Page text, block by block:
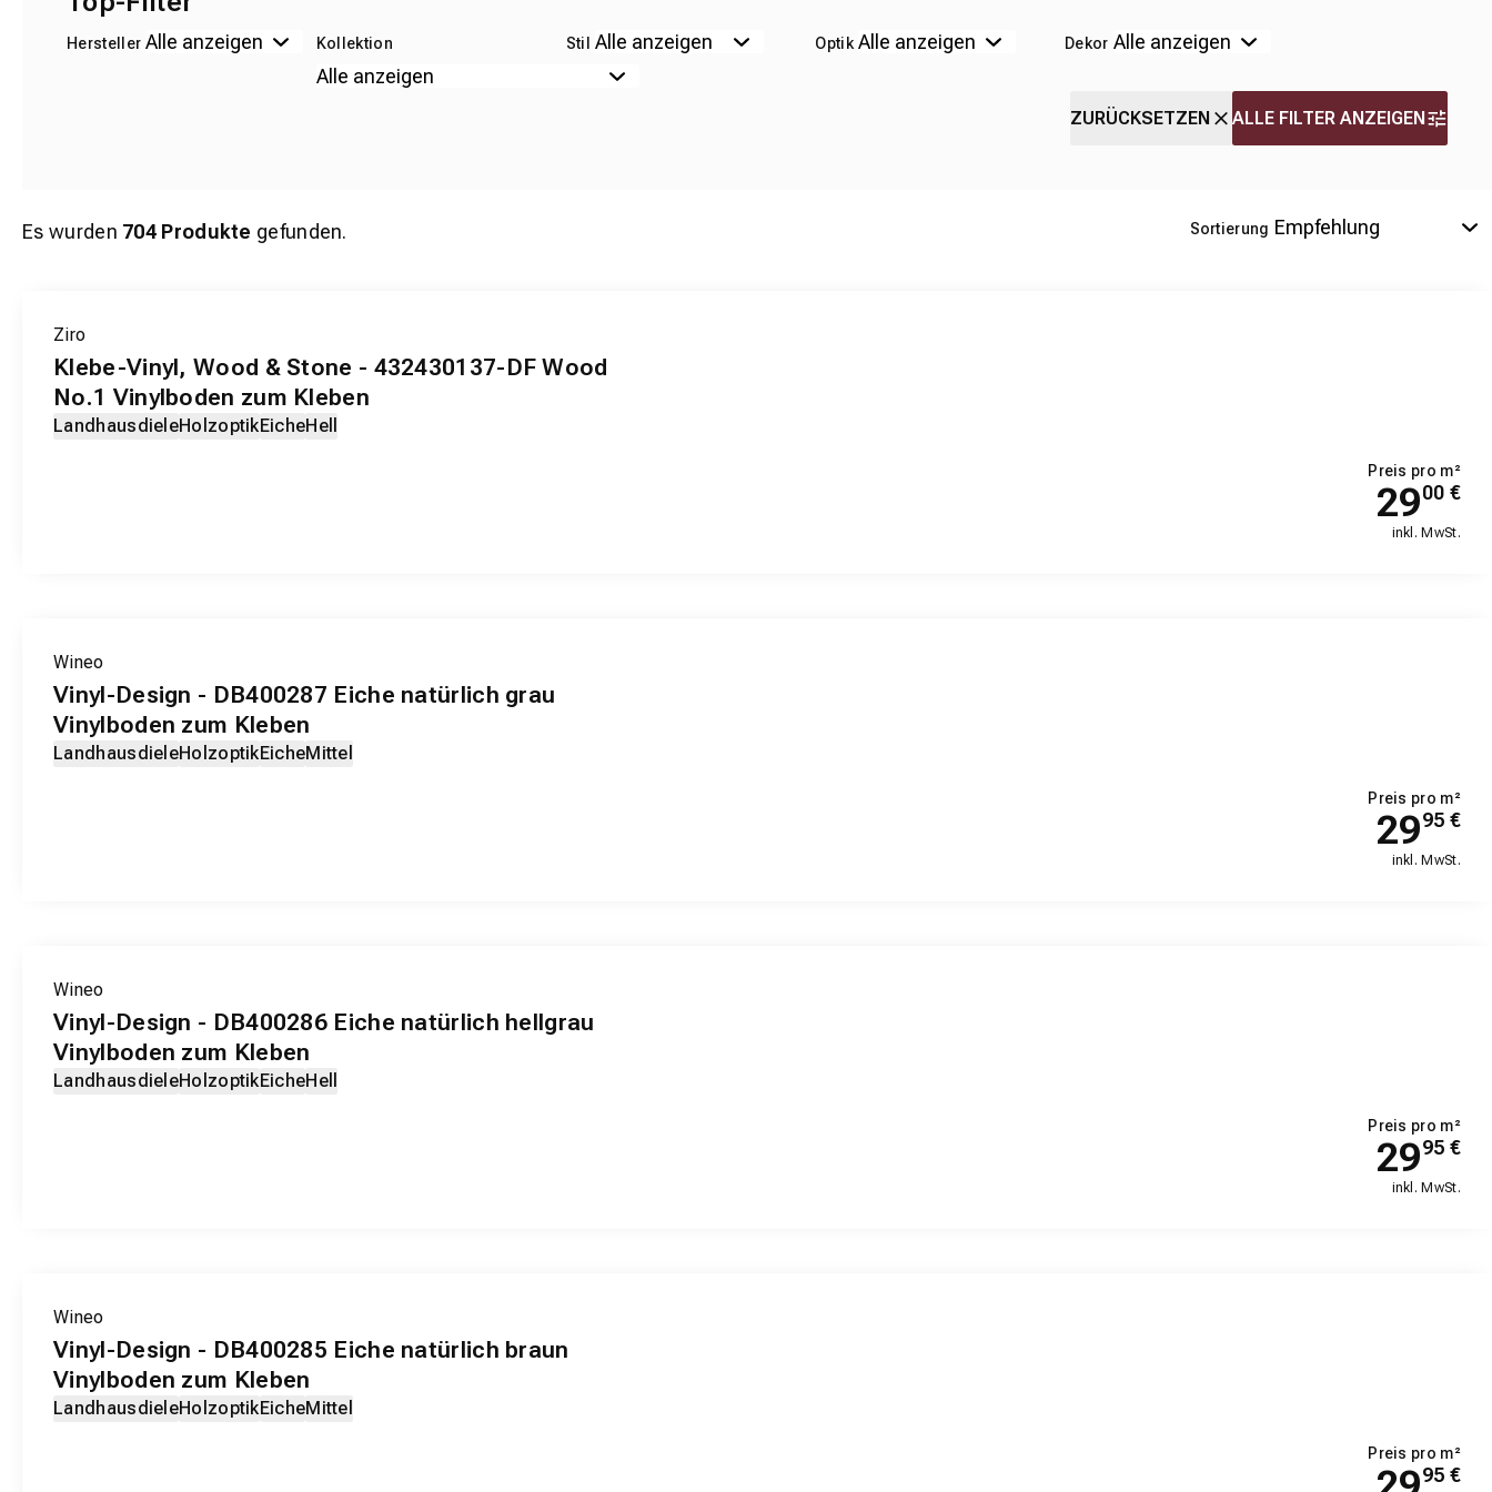
Hersteller Kollektion Stil Optik Dekor
ZURÜCKSETZEN ALLE FILTER ANZEIGEN
Es wurden 704 Produkte gefunden. Sortierung
EXKLUSIV-PRODUKT
Ziro
Klebe-Vinyl, Wood & Stone - 432430137-DF Wood
No.1 Vinylboden zum Kleben
LandhausdieleHolzoptikEicheHell
Preis pro m²
2900 €
inkl. MwSt.
EXKLUSIV-PRODUKT
Wineo
Vinyl-Design - DB400287 Eiche natürlich grau
Vinylboden zum Kleben
LandhausdieleHolzoptikEicheMittel
Preis pro m²
2995 €
inkl. MwSt.
EXKLUSIV-PRODUKT
Wineo
Vinyl-Design - DB400286 Eiche natürlich hellgrau
Vinylboden zum Kleben
LandhausdieleHolzoptikEicheHell
Preis pro m²
2995 €
inkl. MwSt.
EXKLUSIV-PRODUKT
Wineo
Vinyl-Design - DB400285 Eiche natürlich braun
Vinylboden zum Kleben
LandhausdieleHolzoptikEicheMittel
Preis pro m²
95 €